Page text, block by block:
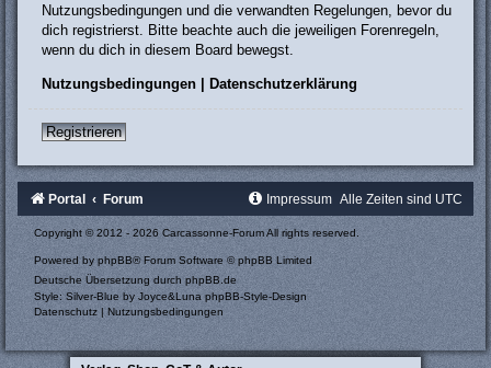
Nutzungsbedingungen und die verwandten Regelungen, bevor du
dich registrierst. Bitte beachte auch die jeweiligen Forenregeln,
wenn du dich in diesem Board bewegst.
Nutzungsbedingungen Datenschutzerklärung
Registrieren
Portal Forum Alle Zeiten sind UTC
Impressum
Copyright © 2012 - 2026 Carcassonne-Forum All rights reserved.
Powered byphpBB® Forum Software © phpBB Limited
Deutsche Übersetzung durch phpBB.de
Style: Silver-Blue by Joyce&Luna phpBB-Style-Design
Datenschutz
Nutzungsbedingungen